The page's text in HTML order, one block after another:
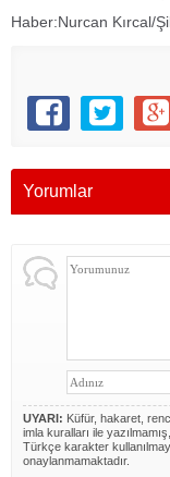
Haber:Nurcan Kırcal/
Yorumlar
UYARI: Küfür, hakaret,
imla kuralları ile yazılmamış,
Türkçe karakter
onaylanmamaktadır.